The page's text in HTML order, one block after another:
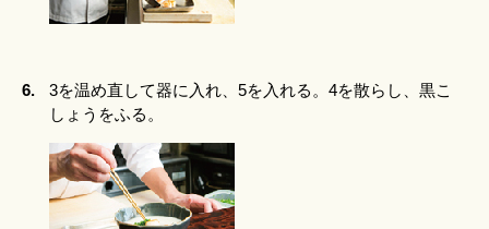
6.
3を温め直して器に入れ、5を入れる。4を散らし、黒こ
しょうをふる。